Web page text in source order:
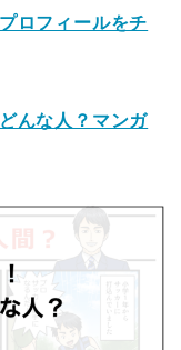
ロフィールをチ
んな人？マンガ